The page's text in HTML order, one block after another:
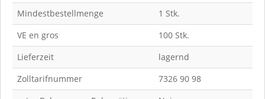
Mindestbestellmenge
1 Stk.
VE en gros
100 Stk.
Lieferzeit
lagernd
Zolltarifnummer
7326 90 98